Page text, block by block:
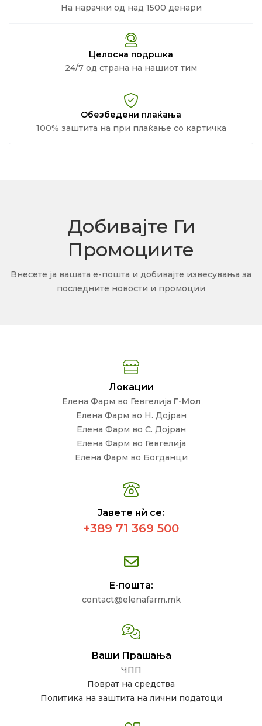
На нарачки од над 1500 денари
Целосна подршка
24/7 од страна на нашиот тим
Обезбедени плаќања
100% заштита на при плаќање со картичка
Добивајте Ги
Промоциите
Внесете ја вашата е-пошта и добивајте извесувања за
последните новости и промоции
Локации
Елена Фарм во Гевгелија Г-Мол
Елена Фарм во Н. Дојран
Елена Фарм во С. Дојран
Елена Фарм во Гевгелија
Елена Фарм во Богданци
Јавете нѝ се:
+389 71 369 500
Е-пошта:
contact@elenafarm.mk
Ваши Прашања
ЧПП
Поврат на средства
Политика на заштита на лични податоци